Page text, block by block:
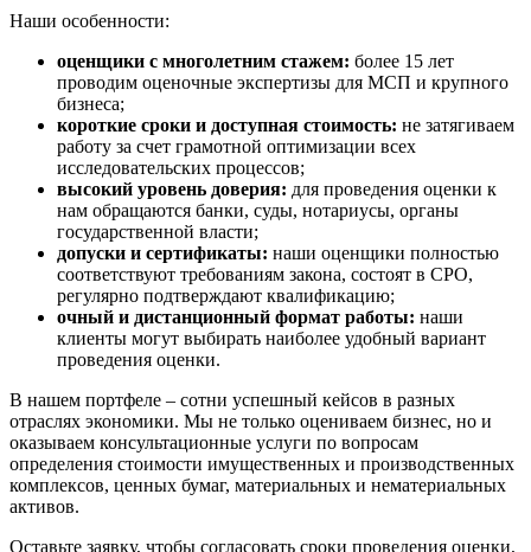
Наши особенности:
оценщики с многолетним стажем: более 15 лет
проводим оценочные экспертизы для МСП и крупного
бизнеса;
короткие сроки и доступная стоимость: не затягиваем
работу за счет грамотной оптимизации всех
исследовательских процессов;
высокий уровень доверия: для проведения оценки к
нам обращаются банки, суды, нотариусы, органы
государственной власти;
допуски и сертификаты: наши оценщики полностью
соответствуют требованиям закона, состоят в СРО,
регулярно подтверждают квалификацию;
очный и дистанционный формат работы: наши
клиенты могут выбирать наиболее удобный вариант
проведения оценки.
В нашем портфеле – сотни успешный кейсов в разных
отраслях экономики. Мы не только оцениваем бизнес, но и
оказываем консультационные услуги по вопросам
определения стоимости имущественных и производственных
комплексов, ценных бумаг, материальных и нематериальных
активов.
Оставьте заявку, чтобы согласовать сроки проведения оценки,
Елабуга
Елизово
Енисейск
Ермолино
Ессентуки
Железногорск
Железногорск-Илимский
Жуковский
Заводоуковск
Заозерный
Заполярный
Заречный
Заринск
Звенигород
Зеленоград
Зеленодольск
Зея